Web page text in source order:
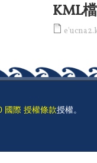
KML
國際 授權條款授權。